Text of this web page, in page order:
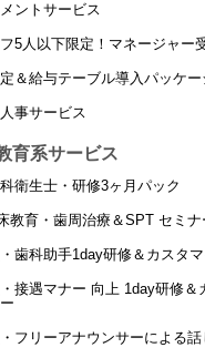
ントサービス
5人以下限定！マネージャー
＆給与テーブル導入パッケー
事サービス
育系サービス
衛生士・研修3ヶ月パック
教育・歯周治療＆SPT セミナ
歯科助手1day研修＆カスタ
接遇マナー 向上 1day研修＆
フリーアナウンサーによる